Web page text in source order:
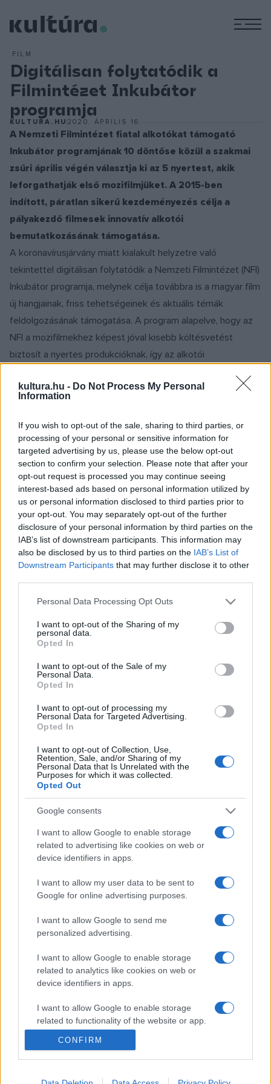
kultura.hu - Do Not Process My Personal
Information
If you wish to opt-out of the sale, sharing to third parties, or
processing of your personal or sensitive information for
targeted advertising by us, please use the below opt-out
section to confirm your selection. Please note that after your
opt-out request is processed you may continue seeing
interest-based ads based on personal information utilized by
us or personal information disclosed to third parties prior to
your opt-out. You may separately opt-out of the further
disclosure of your personal information by third parties on the
IAB’s list of downstream participants. This information may
also be disclosed by us to third parties on the IAB’s List of
Downstream Participants that may further disclose it to other
Please note that this website/app uses one or more Google
not limited to your visit or usage behaviour. You may click to
grant or deny consent to Google and its third-party tags to
use your data for below specified purposes in below Google
consent section.
Personal Data Processing Opt Outs
I want to opt-out of the Sharing of my
personal data.
Opted In
I want to opt-out of the Sale of my
Personal Data.
Opted In
I want to opt-out of processing my
Personal Data for Targeted Advertising.
Opted In
I want to opt-out of Collection, Use,
Retention, Sale, and/or Sharing of my
Personal Data that Is Unrelated with the
Purposes for which it was collected.
Opted Out
Google consents
I want to allow Google to enable storage
related to advertising like cookies on web or
device identifiers in apps.
I want to allow my user data to be sent to
Google for online advertising purposes.
I want to allow Google to send me
personalized advertising.
I want to allow Google to enable storage
related to analytics like cookies on web or
device identifiers in apps.
I want to allow Google to enable storage
related to functionality of the website or app.
I want to allow Google to enable storage
related to personalization.
CONFIRM
FILM
Digitálisan folytatódik a
Filmintézet Inkubátor
programja
KULTURA.HU 2020. ÁPRILIS 16.
A Nemzeti Filmintézet fiatal alkotókat támogató
Inkubátor programjának 10 döntőse közül a szakmai
zsűri április végén választja ki az 5 nyertest, akik
leforgathatják első mozifilmjüket. A 2015-ben
indított, páratlan sikerű kezdeményezés célja a
pályakezdő filmesek innovatív alkotói
bemutatkozásának támogatása.
A koronavírusjárvány miatt kialakult helyzetre való
tekintettel digitálisan folytatódik a Nemzeti Filmintézet (NFI)
Inkubátor programja, melynek célja továbbra is a magyar film
új hangjainak, friss tehetségeinek és aktuális témák
feldolgozásának támogatása. A program alapelve, hogy az
NFI a mozifilmekhez képest jóval kisebb költésvetést
biztosít a nyertes produkcióknak, így az alkotói
filmet moziban még be nem mutatott rendezők, illetve azok
az alkotók jelentkezhettek, akik rövidfilmjükkel már
szerepeltek nemzetközi fesztiválokon. Ezúttal először azok
a rendezők is jelentkezhettek, akik Magyarországon
országos televízióban bemutatott alkotást jegyeznek.
A kezdeményezés rendkívül népszerű a pályakezdő
filmesek körében, az előzsűri korábban a 60 beérkezett
pályázatból 10 filmtervet választott be a döntőbe.
prezentációi (pitch) alapján április végén az NFI által felkért
szakmai zsűri választja ki az 5 nyertes filmtervet, melyekből
film készülhet. A zsűrit Böszörményi Gábor filmforgalmazási
Márta filmvásárló, -szerkesztő, Köbli Norbert
forgatókönyvíró és Krigler Gábor kreatív producer alkotja
A Nemzeti Filmintézet közösségi média csatornáin április
17-26. között minden nap bemutat egy döntős filmtervet és
lehetőséget biztosít az érdeklődőknek, hogy hozzászólás
formájában a filmterv alkotójától kérdezhessenek.
Esténként pedig az NFI a figyelmet az ifjú alkotók korábbi
rövidfilmjeire irányítja, melyek ingyenesen megtekinthetők
lesznek online.
A zsűri döntése alapján az 5 nyertest április 30-án, a magyar
film napján jelentik be.
A nyertes filmek gyártására pályázati úton a játékfilmeknél
filmeknél pedig 87 millió forintig nyújt támogatást az
Inkubátor program. A fiatal alkotóknak az NFI a filmkészítés